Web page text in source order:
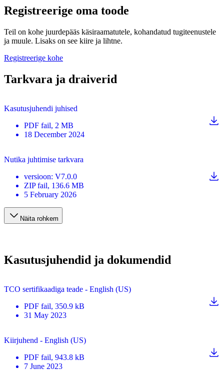
Registreerige oma toode
Teil on kohe juurdepääs käsiraamatutele, kohandatud tugiteenustele
ja muule. Lisaks on see kiire ja lihtne.
Registreerige kohe
Tarkvara ja draiverid
Kasutusjuhendi juhised
PDF fail, 2 MB
18 December 2024
Nutika juhtimise tarkvara
versioon: V7.0.0
ZIP fail, 136.6 MB
5 February 2026
Näita rohkem
Kasutusjuhendid ja dokumendid
TCO sertifikaadiga teade - English (US)
PDF fail, 350.9 kB
31 May 2023
Kiirjuhend - English (US)
PDF fail, 943.8 kB
7 June 2023